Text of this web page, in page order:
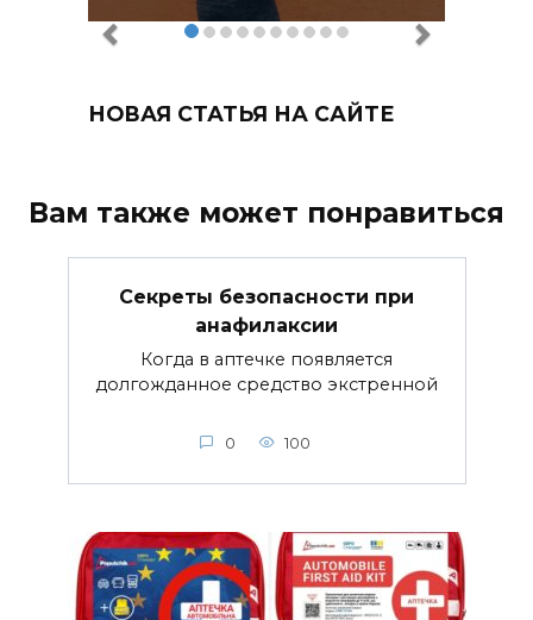
НОВАЯ СТАТЬЯ НА САЙТЕ
Вам также может понравиться
Секреты безопасности при
анафилаксии
Когда в аптечке появляется
долгожданное средство экстренной
0 100